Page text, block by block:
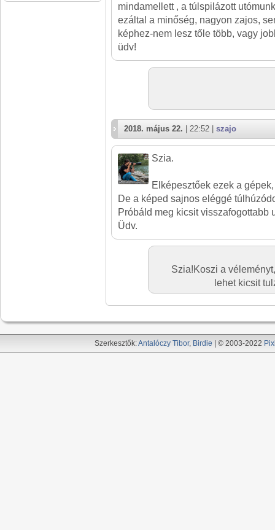
mindamellett , a túlspilázott
ezáltal a minőség, nagyon zajos,
képhez-nem lesz tőle több, vagy
üdv!
2018. május 22. | 22:52 | szajo
Szia.
Elképesztőek ezek a
De a képed sajnos eléggé
Próbáld meg kicsit visszafogottabb
Üdv.
Szia!Koszi a
lehet kicsit
Szerkesztők:Antalóczy Tibor, Birdie | © 2003-2022